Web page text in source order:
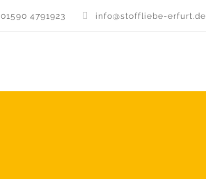
01590 4791923 info@stoffliebe-erfurt.de